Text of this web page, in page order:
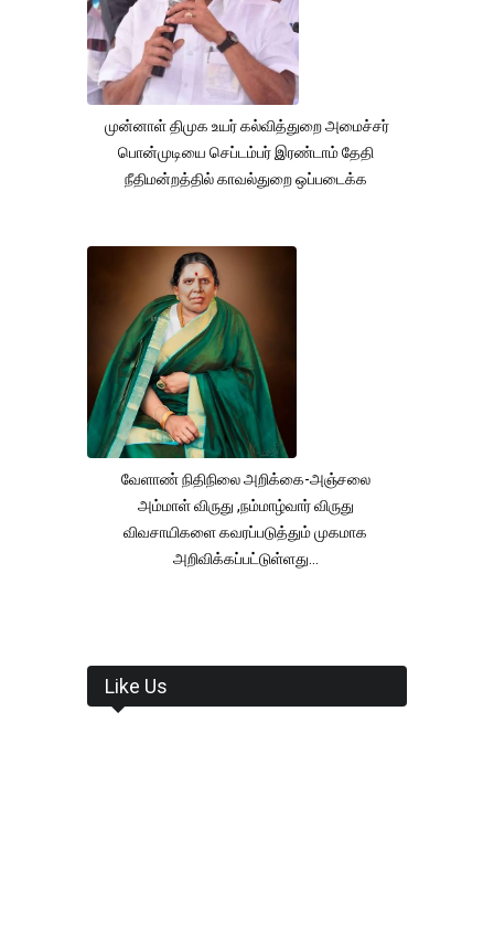
முன்னாள் திமுக உயர் கல்வித்துறை அமைச்சர்
பொன்முடியை செப்டம்பர் இரண்டாம் தேதி
நீதிமன்றத்தில் காவல்துறை ஒப்படைக்க
வேளாண் நிதிநிலை அறிக்கை-அஞ்சலை
அம்மாள் விருது ,நம்மாழ்வார் விருது
விவசாயிகளை கவரப்படுத்தும் முகமாக
அறிவிக்கப்பட்டுள்ளது...
Like Us